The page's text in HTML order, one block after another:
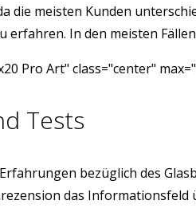
die meisten Kunden
In den meisten
Pro Art" class="center"
Tests
bezüglich des
das